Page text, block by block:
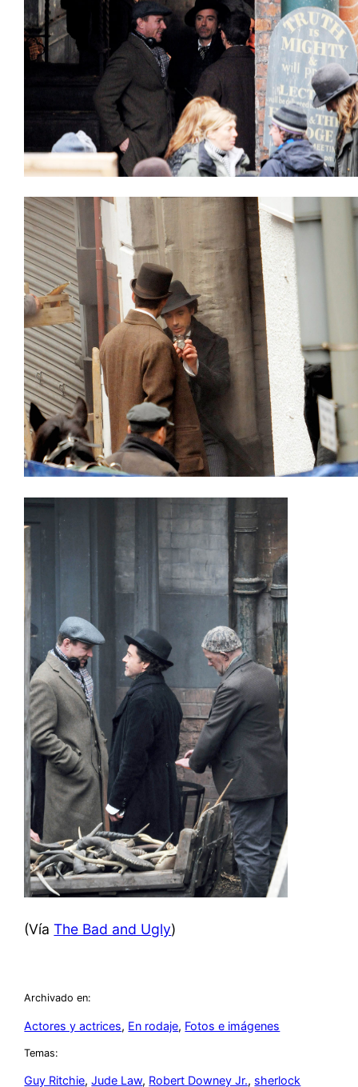
(VíaThe Bad and Ugly)
Archivado en:
Actores y actrices, En rodaje, Fotos e imágenes
Temas:
Guy Ritchie, Jude Law, Robert Downey Jr., sherlock